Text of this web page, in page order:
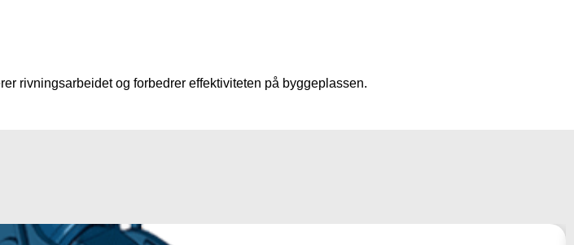
rivningsarbeidet og forbedrer effektiviteten på byggeplassen.